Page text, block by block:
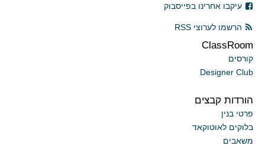
עיקבו אחרינו בפייסבוק
הרשמו לערוצי RSS
ClassRoom
קורסים
Designer Club
הורדות קבצים
פרטי בנין
בלוקים לאוטוקאד
משאבים